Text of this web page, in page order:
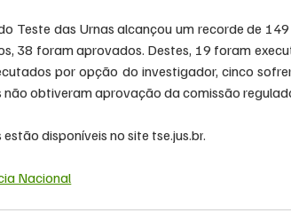
Teste das Urnas alcançou um recorde de
38 foram aprovados. Destes, 19 foram
por opção do investigador, cinco
não obtiveram aprovação da comissão
disponíveis no site tse.jus.br.
Nacional